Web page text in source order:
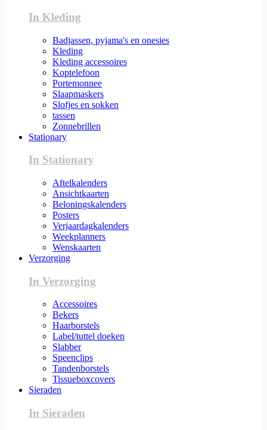
In Kleding
Badjassen, pyjama's en onesies
Kleding
Kleding accessoires
Koptelefoon
Portemonnee
Slaapmaskers
Slofjes en sokken
tassen
Zonnebrillen
Stationary
In Stationary
Aftelkalenders
Ansichtkaarten
Beloningskalenders
Posters
Verjaardagkalenders
Weekplanners
Wenskaarten
Verzorging
In Verzorging
Accessoires
Bekers
Haarborstels
Label/tuttel doeken
Slabber
Speenclips
Tandenborstels
Tissueboxcovers
Sieraden
In Sieraden